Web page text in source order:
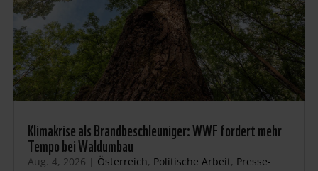
Klimakrise als Brandbeschleuniger: WWF fordert mehr
Tempo bei Waldumbau
Aug. 4, 2026 | Österreich, Politische Arbeit, Presse-